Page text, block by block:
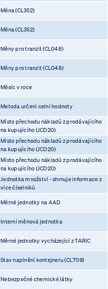
Měna (CL352)
Měna (CL352)
Měny pro tranzit (CL048)
Měny pro tranzit (CL048)
Měsíc v roce
Metoda určení celní hodnoty
Místo přechodu nákladů z prodávajícího
na kupujícího (JCD20)
Místo přechodu nákladů z prodávajícího
na kupujícího (JCD20)
Místo přechodu nákladů z prodávajícího
na kupujícího (JCD20)
Jednotka množství - shrnuje informace z
více číselníků
Měrné jednotky na AAD
Interní měnová jednotka
Měrné jednotky vycházející z TARIC
Stav naplnění kontejneru (CL709)
Nebezpečné chemické látky